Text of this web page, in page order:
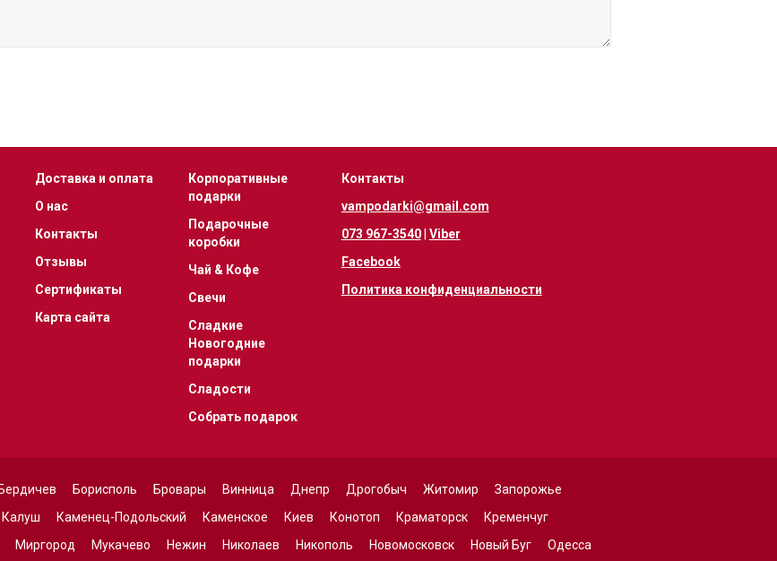
Доставка и оплата
О нас
Контакты
Отзывы
Сертификаты
Карта сайта
Корпоративные
подарки
Подарочные
коробки
Чай & Кофе
Свечи
Сладкие
Новогодние
подарки
Сладости
Собрать подарок
Контакты
vampodarki@gmail.com
073 967-3540| Viber
Facebook
Политика конфиденциальности
Бердичев Борисполь Бровары Винница Днепр Дрогобыч Житомир
Запорожье
Калуш Каменец-Подольский Каменское Киев Конотоп Краматорск
Кременчуг
Миргород Мукачево Нежин Николаев Никополь Новомосковск Новый Буг Одесса